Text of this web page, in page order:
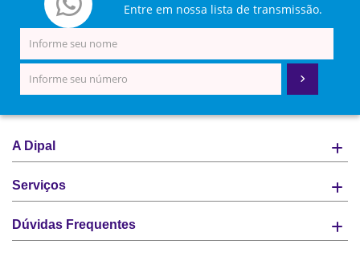
Entre em nossa lista de transmissão.
A Dipal
Serviços
Dúvidas Frequentes